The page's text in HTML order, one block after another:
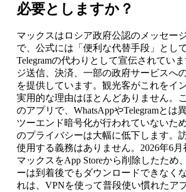
必要としますか？
マックスはロシア政府公認のメッセー
で、公式には「便利な代替手段」とし
Telegramの代わりとして宣伝されてい
ジ送信、決済、一部の政府サービスへ
を提供しています。観光客がこれをイ
実用的な理由はほとんどありません。
のアプリで、WhatsAppやTelegramとは
ツーエンド暗号化が行われていないた
のプライバシーは大幅に低下します。
使用する義務はありません。2026年6月
マックスをApp Storeから削除したため
ーは到着後でもダウンロードできなく
れは、VPNを使って普段使い慣れたア